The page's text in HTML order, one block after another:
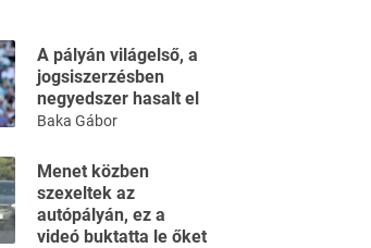
A pályán világelső, a
jogsiszerzésben
negyedszer hasalt el
Baka Gábor
Menet közben
szexeltek az
autópályán, ez a
videó buktatta le őket